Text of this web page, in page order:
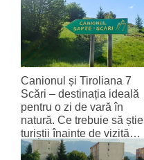
Canionul și Tiroliana 7
Scări – destinația ideală
pentru o zi de vară în
natură. Ce trebuie să știe
turiștii înainte de vizită…
7 August 2026